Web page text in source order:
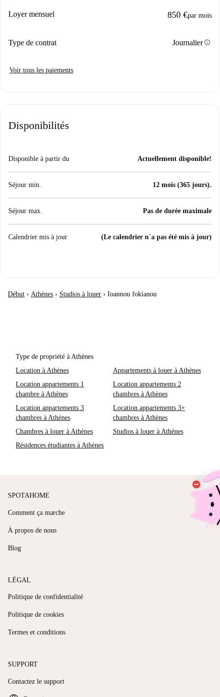
Loyer mensuel 850 €par mois
Type de contrat Journalierinfo
Voir tous les paiements
Disponibilités
Disponible à partir du Actuellement disponible!
Séjour min. 12 mois (365 jours).
Séjour max. Pas de durée maximale
Calendrier mis à jour (Le calendrier n´a pas été mis à jour)
Début › Athènes › Studios à louer › Ioannou fokianou
Type de propriété à Athènes
Location à Athènes
Appartements à louer à Athènes
Location appartements 1
chambre à Athènes
Location appartements 2
chambres à Athènes
Location appartements 3
chambres à Athènes
Location appartements 3+
chambres à Athènes
Chambres à louer à Athènes
Studios à louer à Athènes
Résidences étudiantes à Athènes
SPOTAHOME
Comment ça marche
À propos de nous
Blog
LÉGAL
Politique de confidentialité
Politique de cookies
Termes et conditions
SUPPORT
Contactez le support